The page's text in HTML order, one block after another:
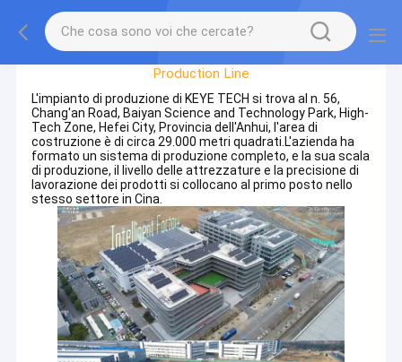
Factory Tour
Production Line
L'impianto di produzione di KEYE TECH si trova al n. 56,
Chang'an Road, Baiyan Science and Technology Park, High-
Tech Zone, Hefei City, Provincia dell'Anhui, l'area di
costruzione è di circa 29.000 metri quadrati.L'azienda ha
formato un sistema di produzione completo, e la sua scala
di produzione, il livello delle attrezzature e la precisione di
lavorazione dei prodotti si collocano al primo posto nello
stesso settore in Cina.